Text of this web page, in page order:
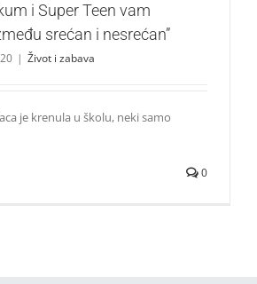
i Super Teen vam
srećan i nesrećan”
| Život i zabava
je krenula u školu, neki samo
0